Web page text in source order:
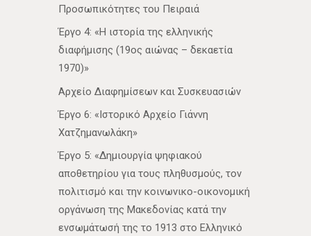
Προσωπικότητες του Πειραιά
Έργο 4: «Η ιστορία της ελληνικής
διαφήμισης (19ος αιώνας – δεκαετία
1970)»
Αρχείο Διαφημίσεων και Συσκευασιών
Έργο 6: «Ιστορικό Αρχείο Γιάννη
Χατζημανωλάκη»
Έργο 5: «Δημιουργία ψηφιακού
αποθετηρίου για τους πληθυσμούς, τον
πολιτισμό και την κοινωνικο-οικονομική
οργάνωση της Μακεδονίας κατά την
ενσωμάτωσή της το 1913 στο Ελληνικό